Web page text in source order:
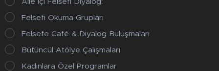
Felsefi Okuma Grupları
Felsefe Café & Diyalog Buluşmaları
Bütüncül Atölye Çalışmaları
Kadınlara Özel Programlar